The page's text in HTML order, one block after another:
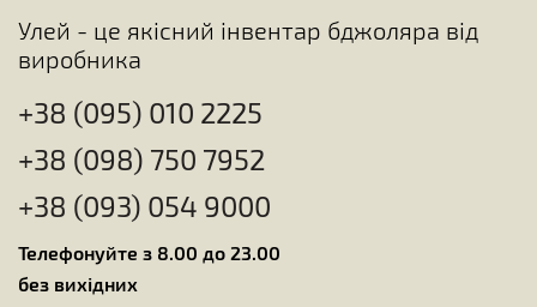
Улей - це якісний інвентар бджоляра від
виробника
+38 (095) 010 2225
+38 (098) 750 7952
+38 (093) 054 9000
Телефонуйте з 8.00 до 23.00
без вихідних